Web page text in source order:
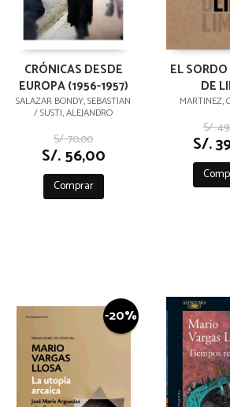
CRÓNICAS DESDE
EUROPA (1956-1957)
SALAZAR BONDY, SEBASTIAN
/ SUSTI, ALEJANDRO
S/. 70,00
S/. 56,00
Comprar
EL
DE
MARTINEZ,
S/.
S/.
-20%